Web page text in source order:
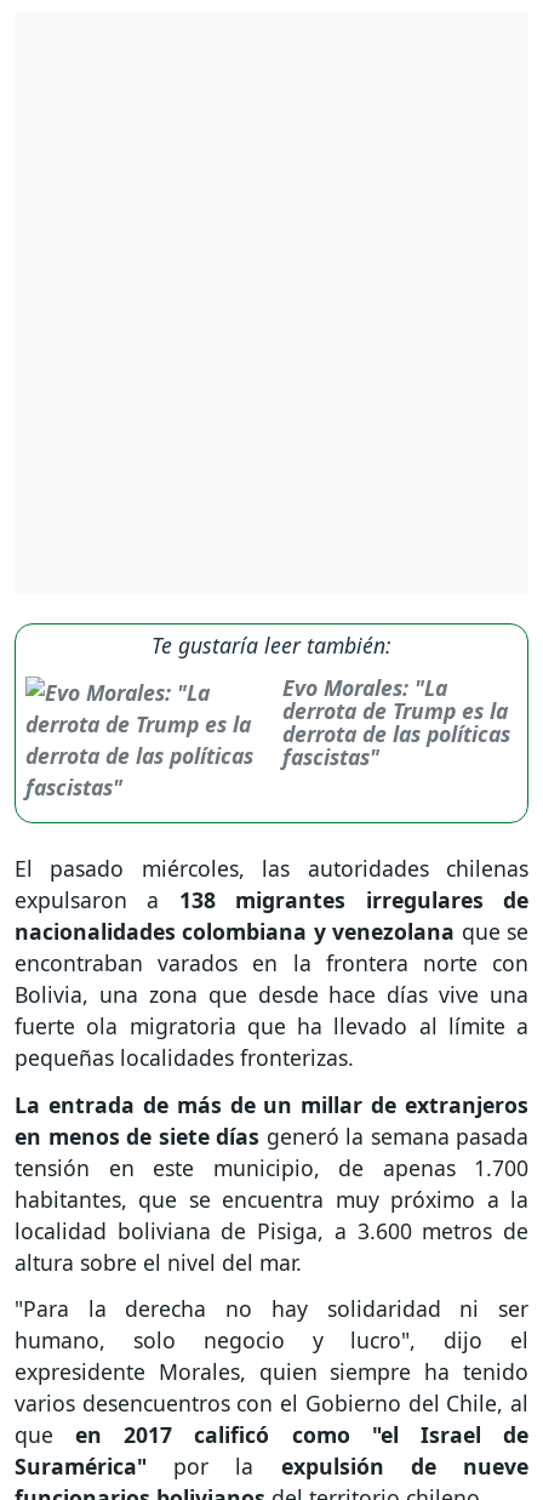
Te gustaría leer también:
Evo Morales: "La
derrota de Trump es la
derrota de las políticas
fascistas"
El pasado miércoles, las autoridades chilenas
expulsaron a 138 migrantes irregulares de
nacionalidades colombiana y venezolana que se
encontraban varados en la frontera norte con
Bolivia, una zona que desde hace días vive una
fuerte ola migratoria que ha llevado al límite a
pequeñas localidades fronterizas.
La entrada de más de un millar de extranjeros
en menos de siete días generó la semana pasada
tensión en este municipio, de apenas 1.700
habitantes, que se encuentra muy próximo a la
localidad boliviana de Pisiga, a 3.600 metros de
altura sobre el nivel del mar.
"Para la derecha no hay solidaridad ni ser
humano, solo negocio y lucro", dijo el
expresidente Morales, quien siempre ha tenido
varios desencuentros con el Gobierno del Chile, al
que en 2017 calificó como "el Israel de
Suramérica" por la expulsión de nueve